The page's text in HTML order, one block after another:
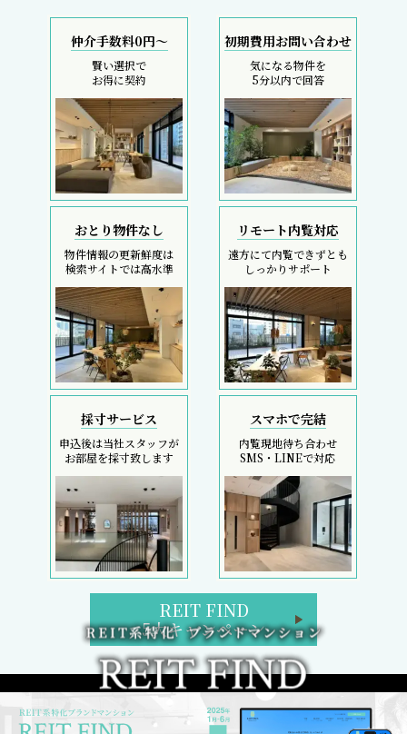
仲介手数料0円～
賢い選択で
お得に契約
初期費用お問い合わせ
気になる物件を
5分以内で回答
おとり物件なし
物件情報の更新鮮度は
検索サイトでは高水準
リモート内覧対応
遠方にて内覧できずとも
しっかりサポート
採寸サービス
申込後は当社スタッフが
お部屋を採寸致します
スマホで完結
内覧現地待ち合わせ
SMS・LINEで対応
REIT FIND
5大キャンペーン